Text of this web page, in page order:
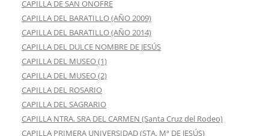
CAPILLA DE SAN ONOFRE
CAPILLA DEL BARATILLO (AÑO 2009)
CAPILLA DEL BARATILLO (AÑO 2014)
CAPILLA DEL DULCE NOMBRE DE JESÚS
CAPILLA DEL MUSEO (1)
CAPILLA DEL MUSEO (2)
CAPILLA DEL ROSARIO
CAPILLA DEL SAGRARIO
CAPILLA NTRA. SRA DEL CARMEN (Santa Cruz del Rodeo)
CAPILLA PRIMERA UNIVERSIDAD (STA. Mª DE JESÚS)